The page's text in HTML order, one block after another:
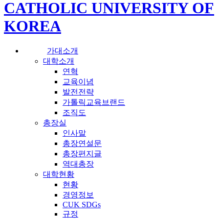
가대소개
대학소개
연혁
교육이념
발전전략
가톨릭교육브랜드
조직도
총장실
인사말
총장연설문
총장편지글
역대총장
대학현황
현황
경영정보
CUK SDGs
규정